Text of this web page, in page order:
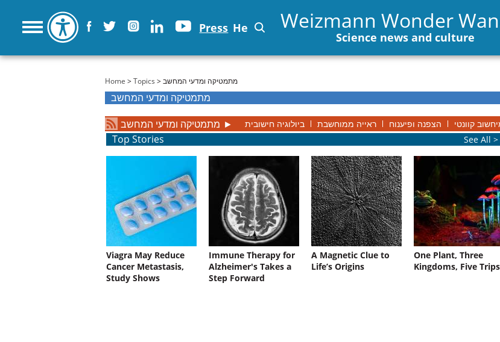
Press He Weizmann Wonder
Science news and culture
You are here
Home >Topics > מתמטיקה ומדעי המחשב
מתמטיקה ומדעי המחשב
מתמטיקה ומדעי המחשב ► ביולוגיה חישובית ראייה ממוחשבת הצפנה ופיענוח קוונטי
Top Stories See All >
Viagra May Reduce
Cancer Metastasis,
Study Shows
Immune Therapy for
Alzheimer's Takes a
Step Forward
A Magnetic Clue to
Life’s Origins
One Plant, Three
Kingdoms, Five Trips